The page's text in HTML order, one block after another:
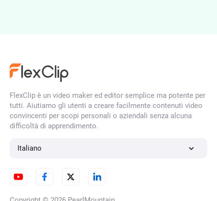
Rimuovi il rumore di fondo dai
video
FlexClip è un video maker ed editor semplice ma potente per
tutti. Aiutiamo gli utenti a creare facilmente contenuti video
convincenti per scopi personali o aziendali senza alcuna
difficoltà di apprendimento.
Italiano